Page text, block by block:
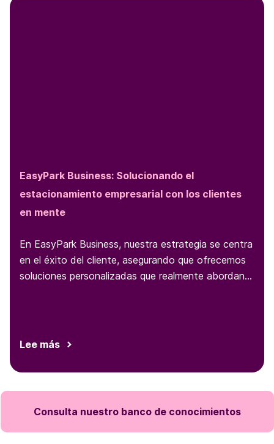
EasyPark Business: Solucionando el
estacionamiento empresarial con los clientes
en mente
En EasyPark Business, nuestra estrategia se centra
en el éxito del cliente, asegurando que ofrecemos
soluciones personalizadas que realmente abordan
Lee más
Consulta nuestro banco de conocimientos